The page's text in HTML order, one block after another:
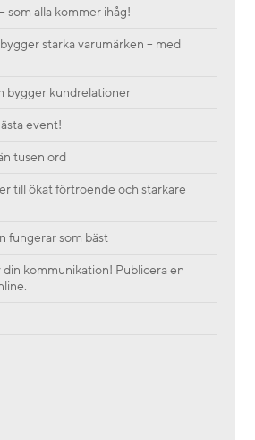
som alla kommer ihåg!
starka varumärken – med
bygger kundrelationer
event!
tusen ord
till ökat förtroende och starkare
fungerar som bäst
din kommunikation! Publicera en